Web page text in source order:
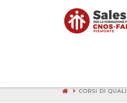
CORSI DI